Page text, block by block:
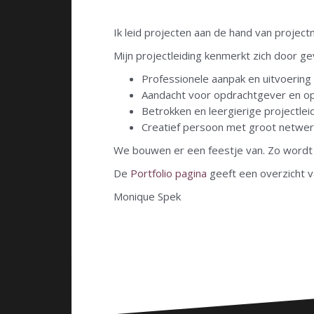
Ik leid projecten aan de hand van
Mijn projectleiding kenmerkt zich door
Professionele aanpak en uitvoering
Aandacht voor opdrachtgever en
Betrokken en leergierige
Creatief persoon met groot
We bouwen er een feestje van. Zo
De Portfolio pagina geeft een overzicht
Monique Spek